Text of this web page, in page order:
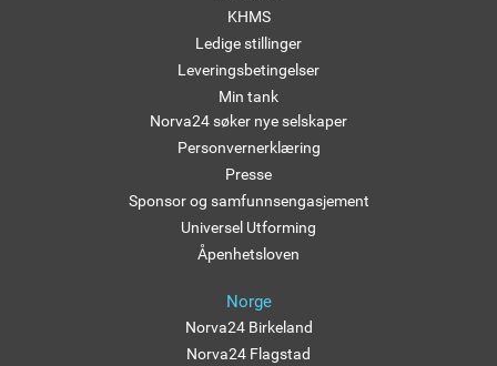
KHMS
Ledige stillinger
Leveringsbetingelser
Min tank
Norva24 søker nye selskaper
Personvernerklæring
Presse
Sponsor og samfunnsengasjement
Universel Utforming
Åpenhetsloven
Norge
Norva24 Birkeland
Norva24 Flagstad